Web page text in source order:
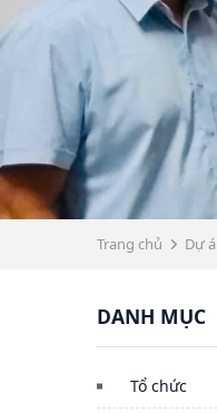
Trang chủ Dự
DANH MỤC
Tổ chức